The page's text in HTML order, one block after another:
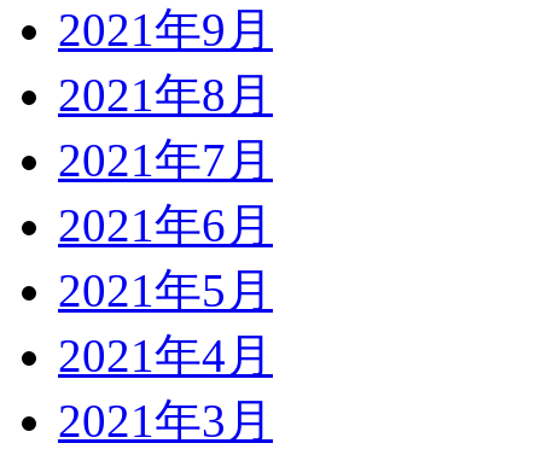
2021年9月
2021年8月
2021年7月
2021年6月
2021年5月
2021年4月
2021年3月